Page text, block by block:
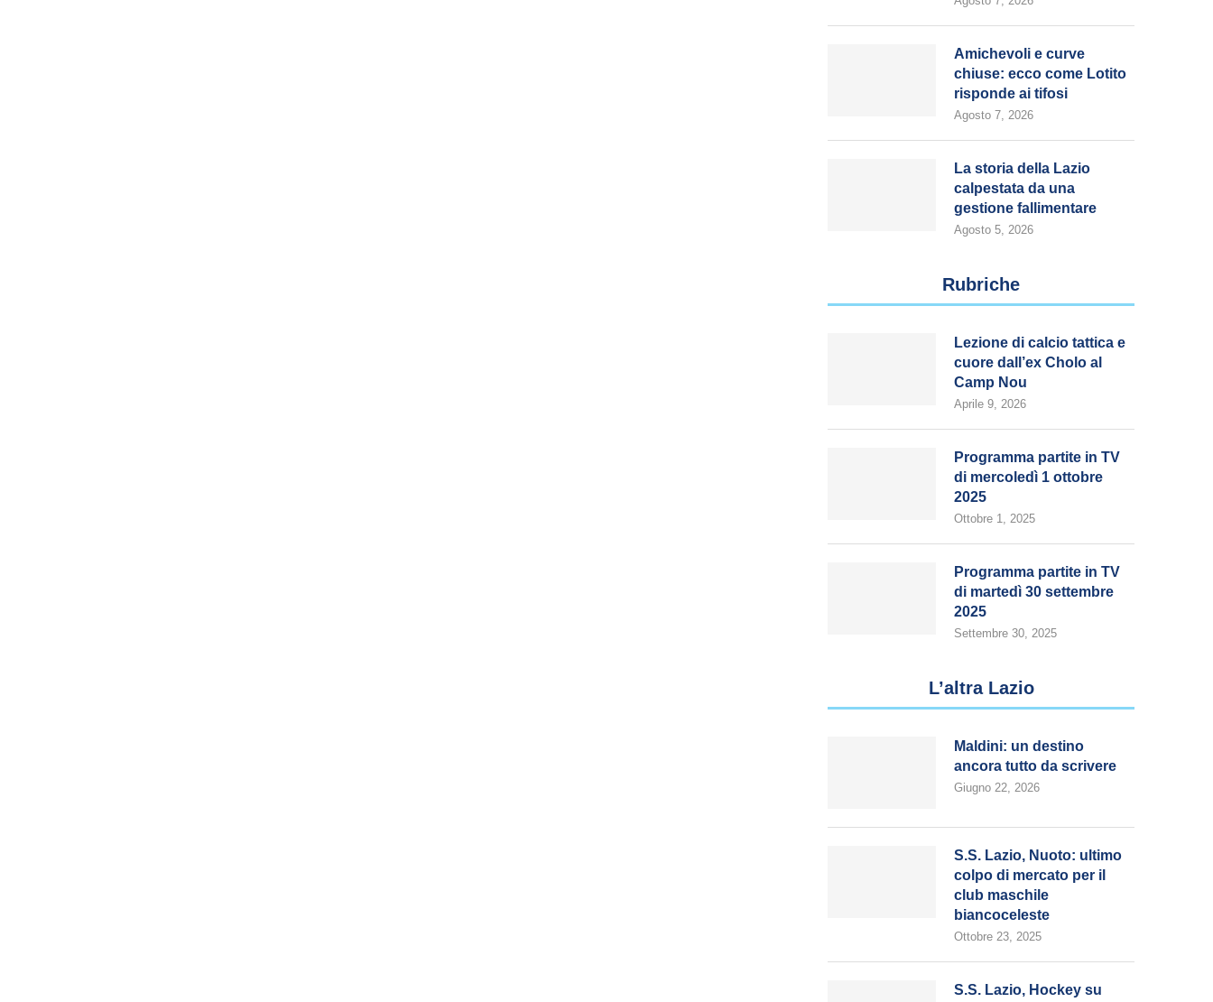
Amichevoli e curve
chiuse: ecco come Lotito
risponde ai tifosi
Agosto 7, 2026
La storia della Lazio
calpestata da una
gestione fallimentare
Agosto 5, 2026
Rubriche
Lezione di calcio tattica e
cuore dall’ex Cholo al
Camp Nou
Aprile 9, 2026
Programma partite in TV
di mercoledì 1 ottobre
2025
Ottobre 1, 2025
Programma partite in TV
di martedì 30 settembre
2025
Settembre 30, 2025
L’altra Lazio
Maldini: un destino
ancora tutto da scrivere
Giugno 22, 2026
S.S. Lazio, Nuoto: ultimo
colpo di mercato per il
club maschile
biancoceleste
Ottobre 23, 2025
S.S. Lazio, Hockey su